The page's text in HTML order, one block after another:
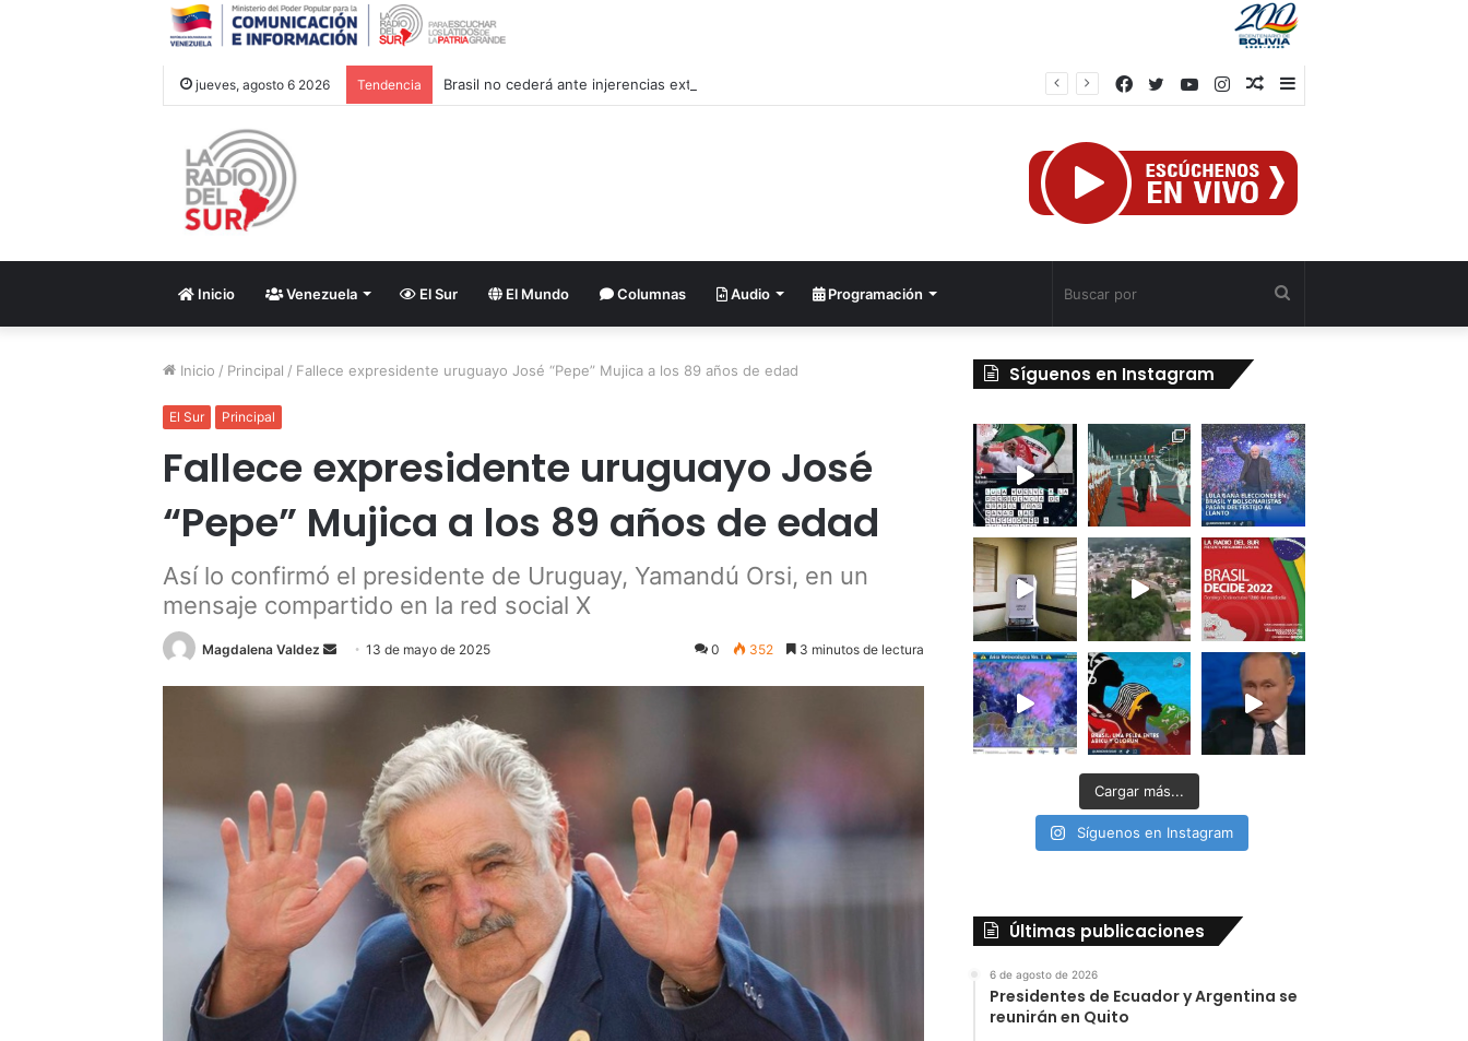
jueves, agosto 6 2026 Tendencia Brasil no cederá ante injerencias extranjeras advierte Lula da Silva
Barra
Publicación
azar
Instagram
YouTube
Twitter
Facebook
Inicio Venezuela El Sur El Mundo Columnas Audio Programación
Inicio / Principal / Fallece expresidente uruguayo José “Pepe” Mujica a los 89 años de edad
El Sur Principal
Fallece expresidente uruguayo José
“Pepe” Mujica a los 89 años de edad
Así lo confirmó el presidente de Uruguay, Yamandú Orsi, en un
mensaje compartido en la red social X
Magdalena Valdez
Send13 de mayo de 2025 0 352 3 minutos de lectura
Síguenos en Instagram
Cargar más...
Síguenos en Instagram
Últimas publicaciones
6 de agosto de 2026
Presidentes de Ecuador y Argentina se
reunirán en Quito